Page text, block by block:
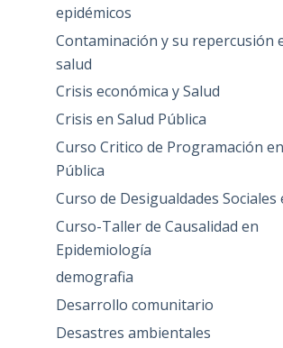
epidémicos
Contaminación y su repercusión
salud
Crisis económica y Salud
Crisis en Salud Pública
Curso Critico de Programación
Pública
Curso de Desigualdades Sociales
Curso-Taller de Causalidad en
Epidemiología
demografia
Desarrollo comunitario
Desastres ambientales